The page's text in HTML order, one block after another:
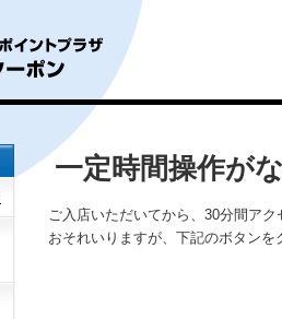
一定時間操作が
ご入店いただいてから、30分間ア
おそれいりますが、下記のボタンを